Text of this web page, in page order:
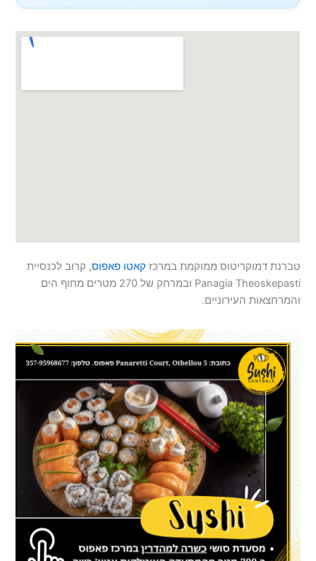
טברנת דמוקריטוס ממוקמת במרכז קאטו פאפוס, קרוב לכנסיית
Panagia Theoskepasti ובמרחק של 270 מטרים מחוף הים
והמרחצאות העירוניים.